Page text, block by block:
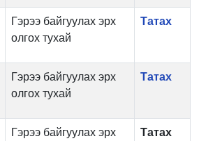
Гэрээ байгуулах эрх
олгох тухай
Татах
Гэрээ байгуулах эрх
олгох тухай
Татах
Гэрээ байгуулах эрх
Татах